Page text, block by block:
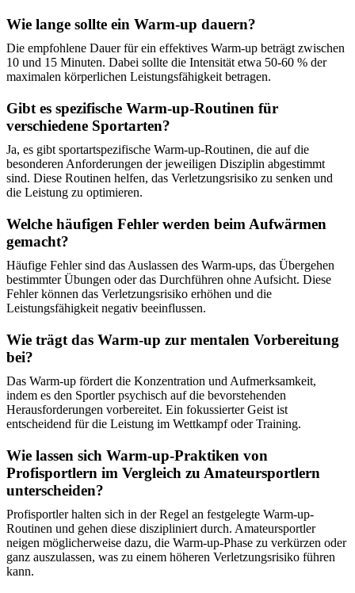
Wie lange sollte ein Warm-up dauern?
Die empfohlene Dauer für ein effektives Warm-up beträgt zwischen
10 und 15 Minuten. Dabei sollte die Intensität etwa 50-60 % der
maximalen körperlichen Leistungsfähigkeit betragen.
Gibt es spezifische Warm-up-Routinen für
verschiedene Sportarten?
Ja, es gibt sportartspezifische Warm-up-Routinen, die auf die
besonderen Anforderungen der jeweiligen Disziplin abgestimmt
sind. Diese Routinen helfen, das Verletzungsrisiko zu senken und
die Leistung zu optimieren.
Welche häufigen Fehler werden beim Aufwärmen
gemacht?
Häufige Fehler sind das Auslassen des Warm-ups, das Übergehen
bestimmter Übungen oder das Durchführen ohne Aufsicht. Diese
Fehler können das Verletzungsrisiko erhöhen und die
Leistungsfähigkeit negativ beeinflussen.
Wie trägt das Warm-up zur mentalen Vorbereitung
bei?
Das Warm-up fördert die Konzentration und Aufmerksamkeit,
indem es den Sportler psychisch auf die bevorstehenden
Herausforderungen vorbereitet. Ein fokussierter Geist ist
entscheidend für die Leistung im Wettkampf oder Training.
Wie lassen sich Warm-up-Praktiken von
Profisportlern im Vergleich zu Amateursportlern
unterscheiden?
Profisportler halten sich in der Regel an festgelegte Warm-up-
Routinen und gehen diese diszipliniert durch. Amateursportler
neigen möglicherweise dazu, die Warm-up-Phase zu verkürzen oder
ganz auszulassen, was zu einem höheren Verletzungsrisiko führen
kann.